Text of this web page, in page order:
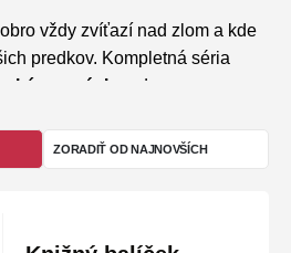
vždy zvíťazí nad zlom a kde
predkov. Kompletná séria
rozprávky
od
zberateľa
vydáva Vydavateľstvo Tatran,
slovesnosti. Tento exkluzívny